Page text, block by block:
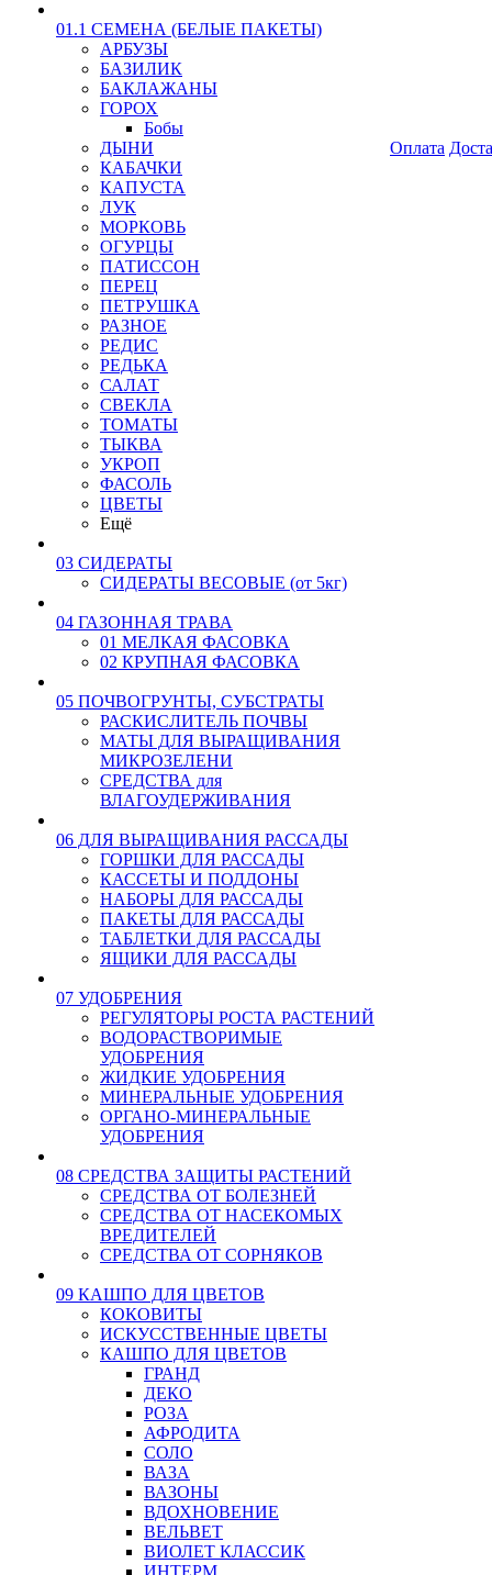
01.1 СЕМЕНА (БЕЛЫЕ ПАКЕТЫ)
АРБУЗЫ
БАЗИЛИК
БАКЛАЖАНЫ
ГОРОХ
Бобы
ДЫНИ
КАБАЧКИ
КАПУСТА
ЛУК
МОРКОВЬ
ОГУРЦЫ
ПАТИССОН
ПЕРЕЦ
ПЕТРУШКА
РАЗНОЕ
РЕДИС
РЕДЬКА
САЛАТ
СВЕКЛА
ТОМАТЫ
ТЫКВА
УКРОП
ФАСОЛЬ
ЦВЕТЫ
Ещё
03 СИДЕРАТЫ
СИДЕРАТЫ ВЕСОВЫЕ (от 5кг)
04 ГАЗОННАЯ ТРАВА
01 МЕЛКАЯ ФАСОВКА
02 КРУПНАЯ ФАСОВКА
05 ПОЧВОГРУНТЫ, СУБСТРАТЫ
РАСКИСЛИТЕЛЬ ПОЧВЫ
МАТЫ ДЛЯ ВЫРАЩИВАНИЯ
МИКРОЗЕЛЕНИ
СРЕДСТВА для
ВЛАГОУДЕРЖИВАНИЯ
06 ДЛЯ ВЫРАЩИВАНИЯ РАССАДЫ
ГОРШКИ ДЛЯ РАССАДЫ
КАССЕТЫ И ПОДДОНЫ
НАБОРЫ ДЛЯ РАССАДЫ
ПАКЕТЫ ДЛЯ РАССАДЫ
ТАБЛЕТКИ ДЛЯ РАССАДЫ
ЯЩИКИ ДЛЯ РАССАДЫ
07 УДОБРЕНИЯ
РЕГУЛЯТОРЫ РОСТА РАСТЕНИЙ
ВОДОРАСТВОРИМЫЕ
УДОБРЕНИЯ
ЖИДКИЕ УДОБРЕНИЯ
МИНЕРАЛЬНЫЕ УДОБРЕНИЯ
ОРГАНО-МИНЕРАЛЬНЫЕ
УДОБРЕНИЯ
08 СРЕДСТВА ЗАЩИТЫ РАСТЕНИЙ
СРЕДСТВА ОТ БОЛЕЗНЕЙ
СРЕДСТВА ОТ НАСЕКОМЫХ
ВРЕДИТЕЛЕЙ
СРЕДСТВА ОТ СОРНЯКОВ
09 КАШПО ДЛЯ ЦВЕТОВ
КОКОВИТЫ
ИСКУССТВЕННЫЕ ЦВЕТЫ
КАШПО ДЛЯ ЦВЕТОВ
ГРАНД
ДЕКО
РОЗА
АФРОДИТА
СОЛО
ВАЗА
ВАЗОНЫ
ВДОХНОВЕНИЕ
ВЕЛЬВЕТ
ВИОЛЕТ КЛАССИК
ИНТЕРМ
Оплата